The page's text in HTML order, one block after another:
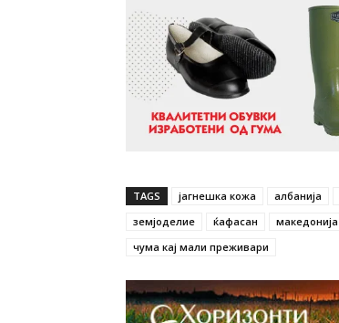
TAGS јагнешка кожа албанија
земјоделие
ќафасан македонија
чума кај мали преживари